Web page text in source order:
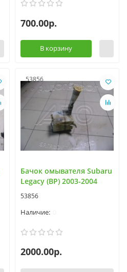
700.00р.
В корзину
53856
Бачок омывателя Subaru
Legacy (BP) 2003-2004
53856
2000.00р.